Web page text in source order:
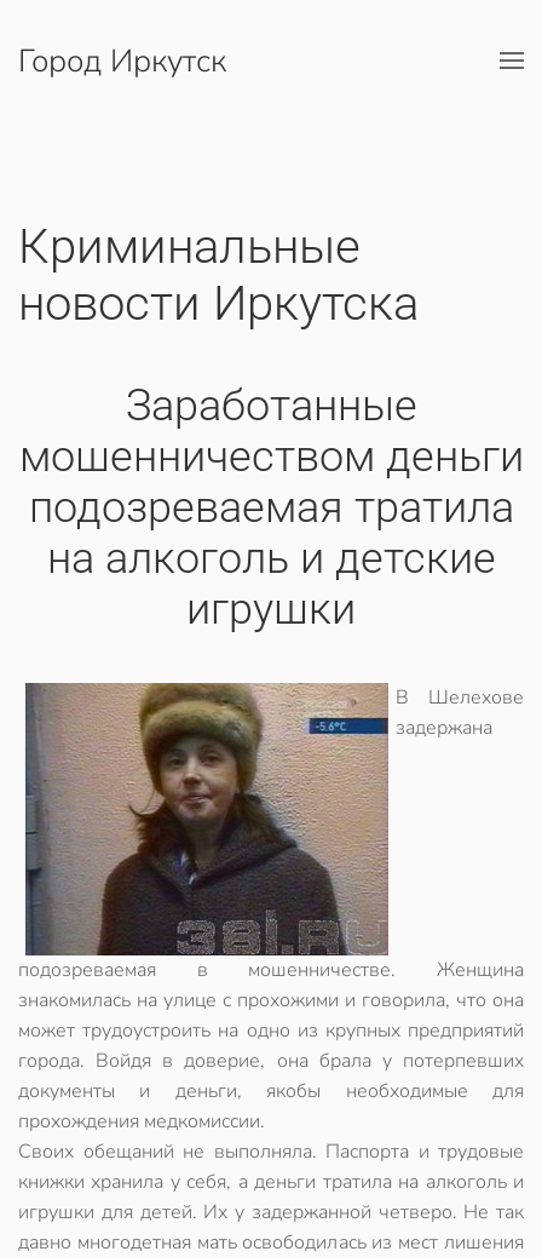
Перейти к содержимому
Город Иркутск
Криминальные
новости Иркутска
Заработанные
мошенничеством деньги
подозреваемая тратила
на алкоголь и детские
игрушки
В Шелехове
задержана
подозреваемая в мошенничестве. Женщина
знакомилась на улице с прохожими и говорила, что она
может трудоустроить на одно из крупных предприятий
города. Войдя в доверие, она брала у потерпевших
документы и деньги, якобы необходимые для
прохождения медкомиссии.
Своих обещаний не выполняла. Паспорта и трудовые
книжки хранила у себя, а деньги тратила на алкоголь и
игрушки для детей. Их у задержанной четверо. Не так
давно многодетная мать освободилась из мест лишения